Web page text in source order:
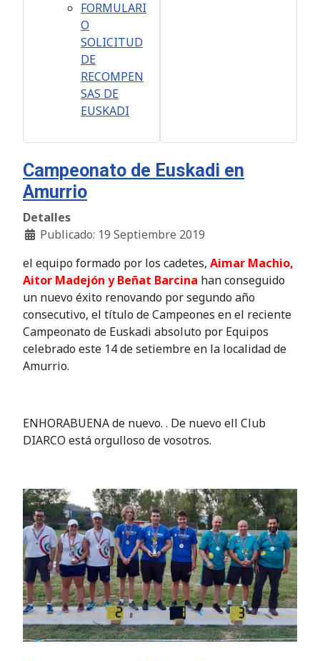
FORMULARI
O
SOLICITUD
DE
RECOMPEN
SAS DE
EUSKADI
Campeonato de Euskadi en
Amurrio
Detalles
Publicado: 19 Septiembre 2019
el equipo formado por los cadetes, Aimar Machio,
Aitor Madejón y Beñat Barcina han conseguido
un nuevo éxito renovando por segundo año
consecutivo, el título de Campeones en el reciente
Campeonato de Euskadi absoluto por Equipos
celebrado este 14 de setiembre en la localidad de
Amurrio.
ENHORABUENAde nuevo. . De nuevo ell Club
DIARCO está orgulloso de vosotros.